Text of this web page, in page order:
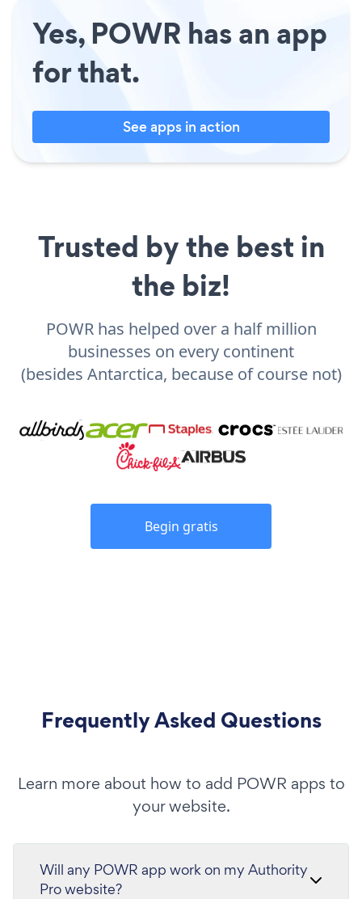
Yes, POWR has an app
for that.
See apps in action
Trusted by the best in
the biz!
POWR has helped over a half million
businesses on every continent
(besides Antarctica, because of course not)
Begin gratis
Frequently Asked Questions
Learn more about how to add POWR apps to
your website.
Will any POWR app work on my Authority
Pro website?